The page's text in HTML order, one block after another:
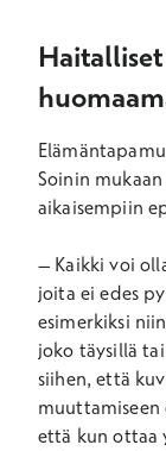
Soinin
aikaisempiin
– Kaikki voi
joita ei edes
esimerkiksi
joko täysillä
siihen, että
muuttamiseen
että kun ottaa